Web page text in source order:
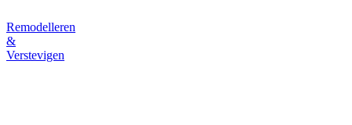
Remodelleren
&
Verstevigen